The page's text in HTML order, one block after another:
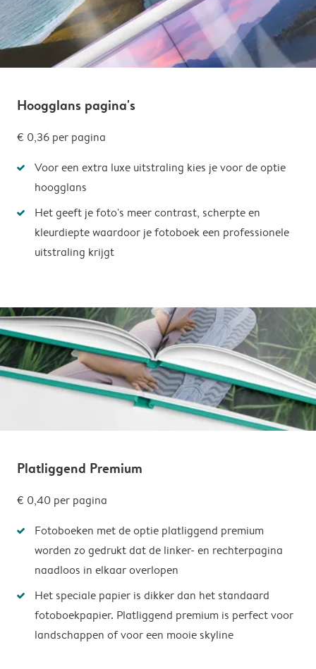
Hoogglans pagina's
€ 0,36 per pagina
Voor een extra luxe uitstraling kies je voor de optie
hoogglans
Het geeft je foto's meer contrast, scherpte en
kleurdiepte waardoor je fotoboek een professionele
uitstraling krijgt
Platliggend Premium
€ 0,40 per pagina
Fotoboeken met de optie platliggend premium
worden zo gedrukt dat de linker- en rechterpagina
naadloos in elkaar overlopen
Het speciale papier is dikker dan het standaard
fotoboekpapier. Platliggend premium is perfect voor
landschappen of voor een mooie skyline